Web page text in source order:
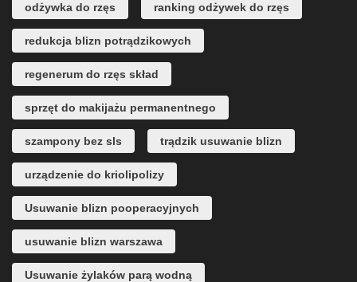
odżywka do rzęs ranking odżywek do rzęs
redukcja blizn potrądzikowych
regenerum do rzęs skład
sprzęt do makijażu permanentnego
szampony bez sls trądzik usuwanie blizn
urządzenie do kriolipolizy
Usuwanie blizn pooperacyjnych
usuwanie blizn warszawa
Usuwanie żylaków parą wodną